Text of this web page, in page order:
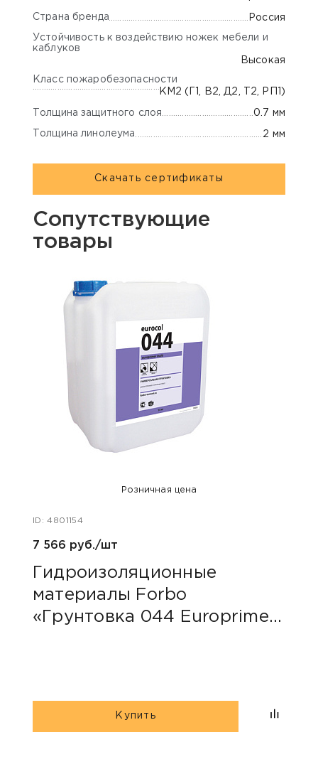
Страна бренда Россия
Устойчивость к воздействию ножек мебели и
каблуков
Высокая
Класс пожаробезопасности
КМ2 (Г1, В2, Д2, Т2, РП1)
Толщина защитного слоя 0.7 мм
Толщина линолеума 2 мм
Скачать сертификаты
Сопутствующие
товары
Розничная цена
ID: 4801154
7 566 руб./шт
Гидроизоляционные
материалы Forbo
«Грунтовка 044 Europrimer
Купить